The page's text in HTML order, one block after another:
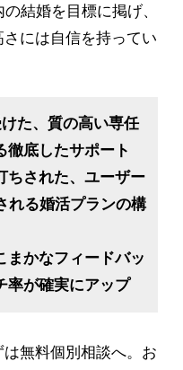
結婚を目標に掲げ、
には自信を持ってい
た、質の高い専任
徹底したサポート
ちされた、ユーザー
れる婚活プランの構
まかなフィードバッ
率が確実にアップ
無料個別相談へ。お